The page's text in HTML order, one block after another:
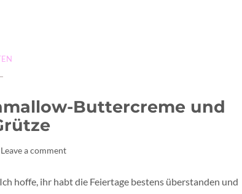
Buttercreme und
Leave a comment
hoffe, ihr habt die Feiertage bestens überstanden und